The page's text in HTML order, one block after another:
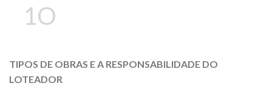
1O
TIPOS DE OBRAS E A RESPONSABILIDADE DO
LOTEADOR